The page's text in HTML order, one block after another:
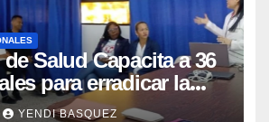
Salud Capacita a 36
para erradicar la
en Yaracuy
YENDI BASQUEZ